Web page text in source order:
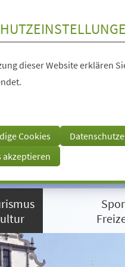
dieser Website erklären
Cookies
akzeptieren